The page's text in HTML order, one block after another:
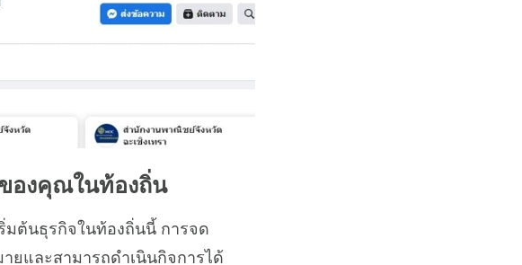
องคุณในท้องถิ่น
มต้นธุรกิจในท้องถิ่นนี้ การจด
ยและสามารถดำเนินกิจการได้